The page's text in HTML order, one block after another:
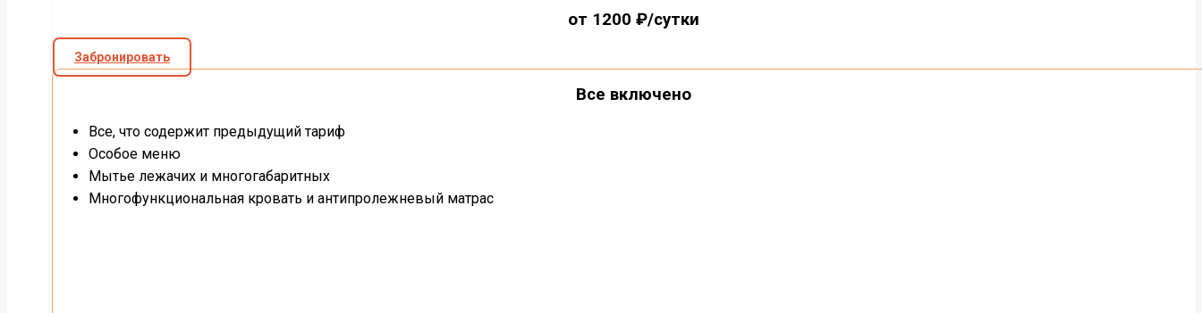
от 1200 ₽/сутки
Забронировать
Все включено
Все, что содержит предыдущий тариф
Особое меню
Мытье лежачих и многогабаритных
Многофункциональная кровать и антипролежневый матрас